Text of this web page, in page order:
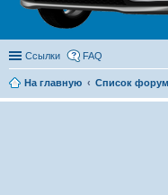
Ссылки FAQ
На главную Список